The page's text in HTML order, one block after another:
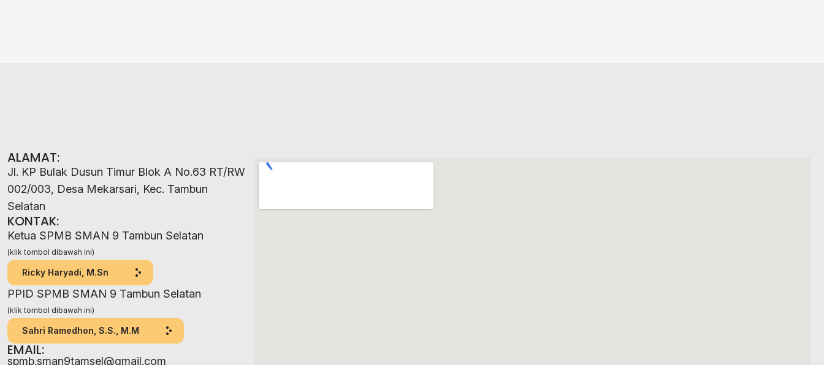
ALAMAT:
Jl. KP Bulak Dusun Timur Blok A No.63 RT/RW
002/003, Desa Mekarsari, Kec. Tambun
Selatan
KONTAK:
Ketua SPMB SMAN 9 Tambun Selatan
(klik tombol dibawah ini)
Ricky Haryadi, M.Sn
PPID SPMB SMAN 9 Tambun Selatan
(klik tombol dibawah ini)
Sahri Ramedhon, S.S., M.M
EMAIL:
spmb.sman9tamsel@gmail.com